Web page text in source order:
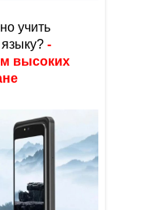
учить
-
высоких